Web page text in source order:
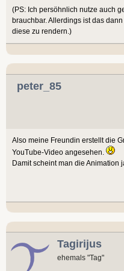
(PS: Ich persöhnlich nutze auch
brauchbar. Allerdings ist das
diese zu rendern.)
peter_85
Also meine Freundin erstellt die
YouTube-Video angesehen.
Damit scheint man die Animation
Tagirijus
ehemals "Tag"